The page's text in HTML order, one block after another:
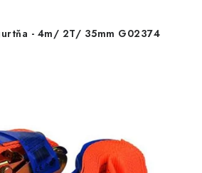
- 4m/ 2T/ 35mm G02374